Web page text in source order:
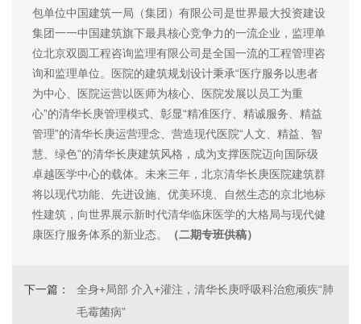
包单位中国建筑一局（集团）有限公司是世界最大投资建设
集团一一中国建筑旗下最具核心竞争力的一流企业，监理单
位北京双圆工程咨询监理有限公司是全国一流的工程管理咨
询和监理单位。医院的建筑规划设计秉承“医疗服务以患者
为中心、医院运营以医师为核心、医院发展以员工为重
心”的清华长庚管理模式、彰显“精准医疗、精诚服务、精益
管理”的清华长庚运营理念、营造现代医院“人文、精益、智
慧、绿色”的清华长庚建筑风格，成为支撑医院迈向国际级
卓越医学中心的载体。未来三年，北京清华长庚医院建筑群
将以现代功能、先进设施、优美环境、自然生态的京北地标
性建筑，向世界展示新时代清华临床医学的大格局与现代健
康医疗服务体系的新业态。
（二期专班供稿）
下一篇：
全身+局部 介入+灌注，清华长庚呼吸科治愈顽疾“肺
毛霉菌病”